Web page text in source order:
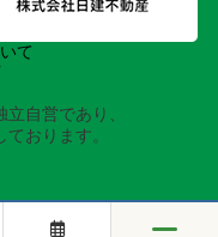
て
自営であり、
おります。